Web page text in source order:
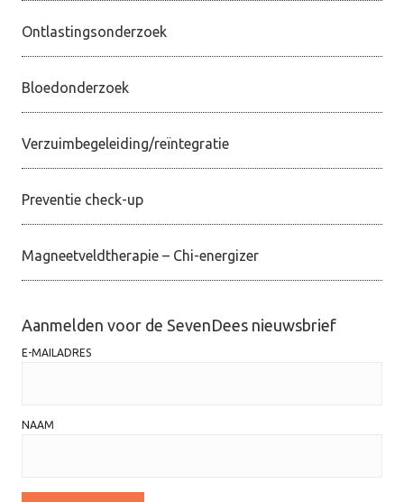
Ontlastingsonderzoek
Bloedonderzoek
Verzuimbegeleiding/reïntegratie
Preventie check-up
Magneetveldtherapie – Chi-energizer
Aanmelden voor de SevenDees nieuwsbrief
E-MAILADRES
NAAM